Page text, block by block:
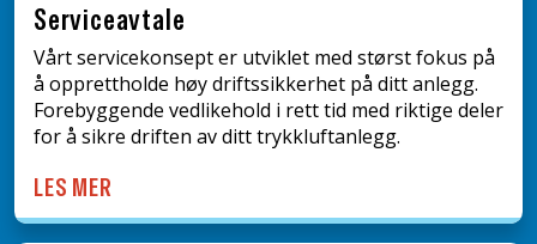
Serviceavtale
Vårt servicekonsept er utviklet med størst fokus på
å opprettholde høy driftssikkerhet på ditt anlegg.
Forebyggende vedlikehold i rett tid med riktige deler
for å sikre driften av ditt trykkluftanlegg.
LES MER